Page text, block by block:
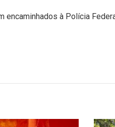
encaminhados à Polícia